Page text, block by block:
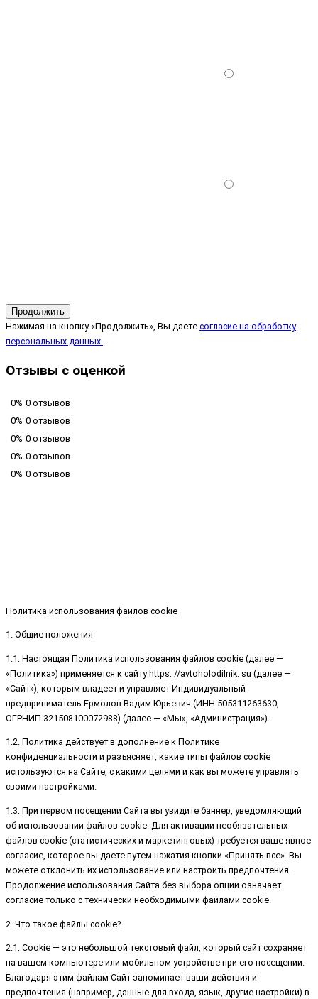
Продолжить
Нажимая на кнопку «Продолжить», Вы даете согласие на обработку
персональных данных.
Отзывы с оценкой
0% 0 отзывов
0% 0 отзывов
0% 0 отзывов
0% 0 отзывов
0% 0 отзывов
Политика использования файлов cookie
1. Общие положения
1.1. Настоящая Политика использования файлов cookie (далее —
«Политика») применяется к сайту https: //avtoholodilnik. su (далее —
«Сайт»), которым владеет и управляет Индивидуальный
предприниматель Ермолов Вадим Юрьевич (ИНН 505311263630,
ОГРНИП 321508100072988) (далее — «Мы», «Администрация»).
1.2. Политика действует в дополнение к Политике
конфиденциальности и разъясняет, какие типы файлов cookie
используются на Сайте, с какими целями и как вы можете управлять
своими настройками.
1.3. При первом посещении Сайта вы увидите баннер, уведомляющий
об использовании файлов cookie. Для активации необязательных
файлов cookie (статистических и маркетинговых) требуется ваше явное
согласие, которое вы даете путем нажатия кнопки «Принять все». Вы
можете отклонить их использование или настроить предпочтения.
Продолжение использования Сайта без выбора опции означает
согласие только с технически необходимыми файлами cookie.
2. Что такое файлы cookie?
2.1. Cookie — это небольшой текстовый файл, который сайт сохраняет
на вашем компьютере или мобильном устройстве при его посещении.
Благодаря этим файлам Сайт запоминает ваши действия и
предпочтения (например, данные для входа, язык, другие настройки) в